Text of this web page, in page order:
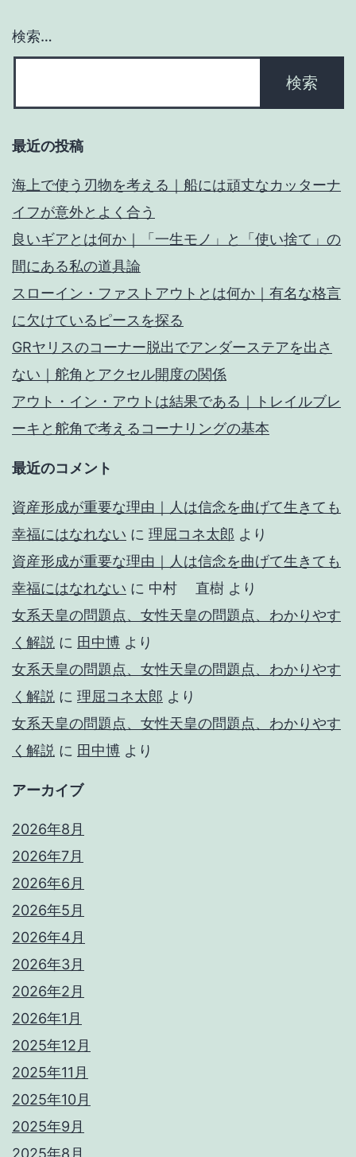
ン
検索…
最近の投稿
海上で使う刃物を考える｜船には頑丈なカッターナ
イフが意外とよく合う
良いギアとは何か｜「一生モノ」と「使い捨て」の
間にある私の道具論
スローイン・ファストアウトとは何か｜有名な格言
に欠けているピースを探る
GRヤリスのコーナー脱出でアンダーステアを出さ
ない｜舵角とアクセル開度の関係
アウト・イン・アウトは結果である｜トレイルブレ
ーキと舵角で考えるコーナリングの基本
最近のコメント
資産形成が重要な理由｜人は信念を曲げて生きても
幸福にはなれない に 理屈コネ太郎 より
資産形成が重要な理由｜人は信念を曲げて生きても
幸福にはなれない に 中村 直樹 より
女系天皇の問題点、女性天皇の問題点、わかりやす
く解説 に 田中博 より
女系天皇の問題点、女性天皇の問題点、わかりやす
く解説 に 理屈コネ太郎 より
女系天皇の問題点、女性天皇の問題点、わかりやす
く解説 に 田中博 より
アーカイブ
2026年8月
2026年7月
2026年6月
2026年5月
2026年4月
2026年3月
2026年2月
2026年1月
2025年12月
2025年11月
2025年10月
2025年9月